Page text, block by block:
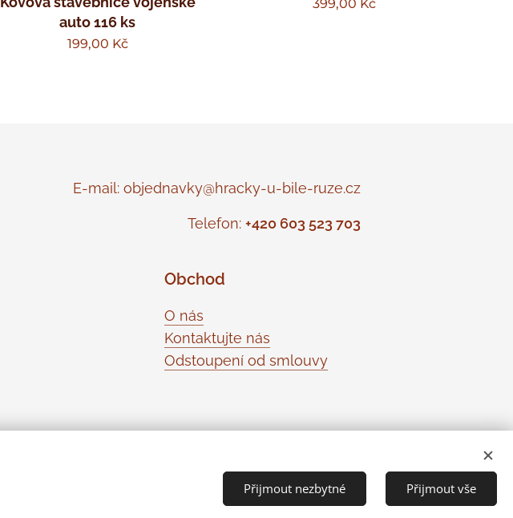
auto 116 ks
199,00 Kč
399,00 Kč
E-mail: objednavky@hracky-u-bile-ruze.cz
Telefon: +420 603 523 703
Obchod
O nás
Kontaktujte nás
Odstoupení od smlouvy
Přijmout nezbytné Přijmout vše